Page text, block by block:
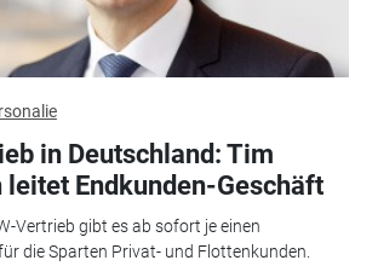
in Deutschland: Tim
leitet Endkunden-Geschäft
Vertrieb gibt es ab sofort je einen
die Sparten Privat- und Flottenkunden.